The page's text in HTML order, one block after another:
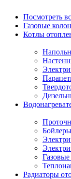
Посмотреть
Газовые
Котлы
Радиаторы